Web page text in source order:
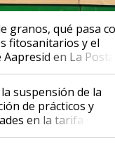
granos, qué pasa
fitosanitarios y el
en La Posta
suspensión de la
de prácticos y
en la tarifa de